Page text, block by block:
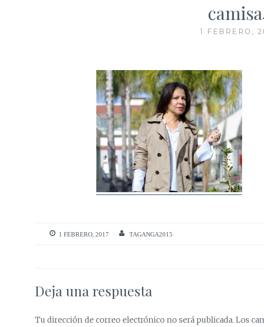
1 FEBRERO,
1 FEBRERO, 2017 TAGANGA2015
Deja una respuesta
Tu dirección de correo electrónico no será publicada. Los